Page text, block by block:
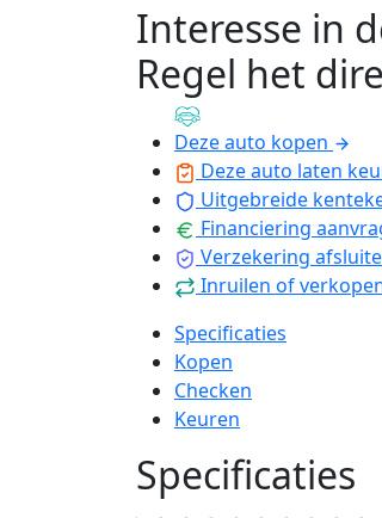
Interesse in
Regel het
Deze auto kopen
Deze auto laten
Uitgebreide
Financiering
Verzekering
Inruilen of
Specificaties
Kopen
Checken
Keuren
Specificaties